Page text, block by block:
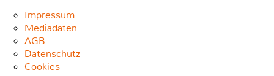
Impressum
Mediadaten
AGB
Datenschutz
Cookies